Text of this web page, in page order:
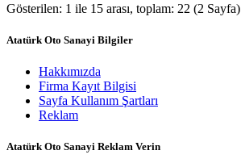
Gösterilen: 1 ile 15 arası, toplam: 22 (2 Sayfa)
Atatürk Oto Sanayi Bilgiler
Hakkımızda
Firma Kayıt Bilgisi
Sayfa Kullanım Şartları
Reklam
Atatürk Oto Sanayi Reklam Verin